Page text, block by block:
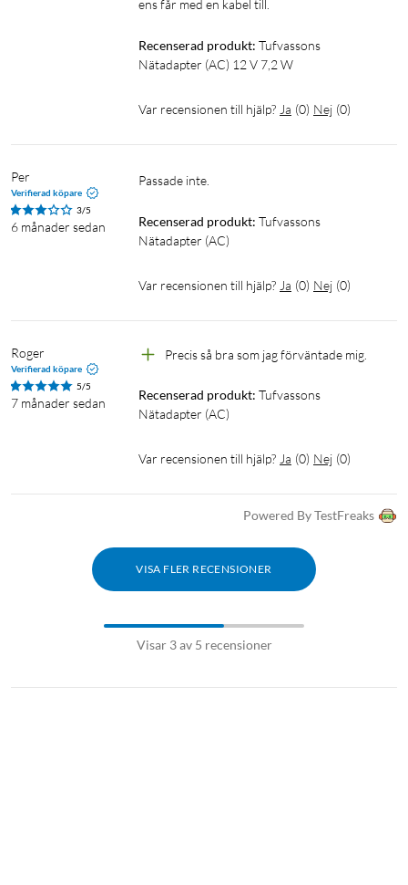
ens får med en kabel till.
Recenserad produkt: Tufvassons
Nätadapter (AC) 12 V 7,2 W
Var recensionen till hjälp? Ja (0) Nej (0)
Per
Verifierad köpare
3/5
6 månader sedan
Passade inte.
Recenserad produkt: Tufvassons
Nätadapter (AC)
Var recensionen till hjälp? Ja (0) Nej (0)
Roger
Verifierad köpare
5/5
7 månader sedan
Precis så bra som jag förväntade mig.
Recenserad produkt: Tufvassons
Nätadapter (AC)
Var recensionen till hjälp? Ja (0) Nej (0)
Powered By TestFreaks
VISA FLER RECENSIONER
Visar 3 av 5 recensioner